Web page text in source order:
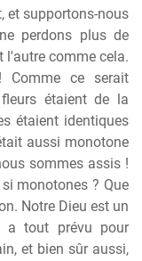
et supportons-nous
perdons plus de
l'autre comme cela.
ce serait
étaient de la
étaient identiques
aussi monotone
sommes assis !
monotones ? Que
Notre Dieu est un
a tout prévu pour
et bien sûr aussi,